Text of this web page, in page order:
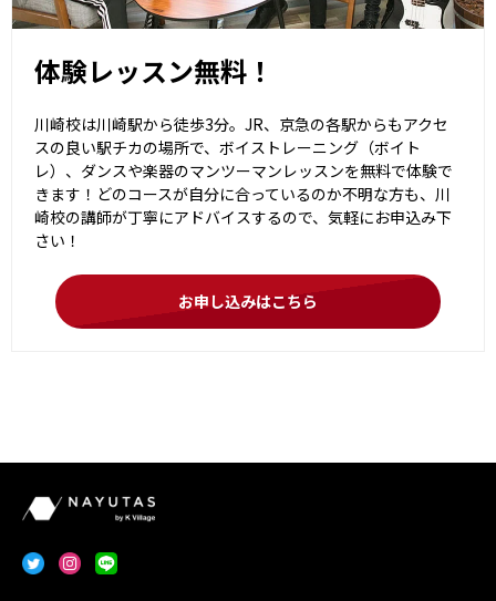
体験レッスン無料！
川崎校は川崎駅から徒歩3分。JR、京急の各駅からもアクセ
スの良い駅チカの場所で、ボイストレーニング（ボイト
レ）、ダンスや楽器のマンツーマンレッスンを無料で体験で
きます！どのコースが自分に合っているのか不明な方も、川
崎校の講師が丁寧にアドバイスするので、気軽にお申込み下
さい！
お申し込みはこちら